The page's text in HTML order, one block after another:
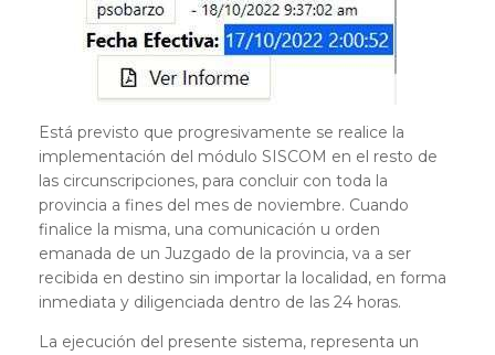
Está previsto que progresivamente se realice la
implementación del módulo SISCOM en el resto de
las circunscripciones, para concluir con toda la
provincia a fines del mes de noviembre. Cuando
finalice la misma, una comunicación u orden
emanada de un Juzgado de la provincia, va a ser
recibida en destino sin importar la localidad, en forma
inmediata y diligenciada dentro de las 24 horas.
La ejecución del presente sistema, representa un